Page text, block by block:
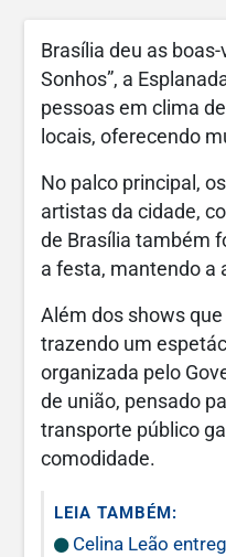
Brasília deu as
Sonhos”, a
pessoas em clima
locais, oferecendo
No palco principal,
artistas da cidade,
de Brasília também
a festa, mantendo a
Além dos shows
trazendo um
organizada pelo
de união, pensado
transporte público
comodidade.
LEIA TAMBÉM:
Celina Leão